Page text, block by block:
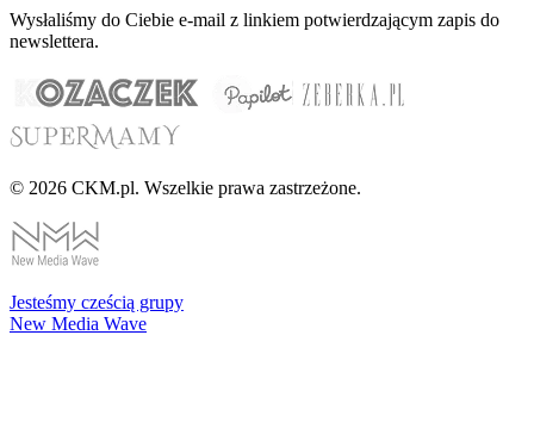
Wysłaliśmy do Ciebie e-mail z linkiem potwierdzającym zapis do
newslettera.
© 2026 CKM.pl. Wszelkie prawa zastrzeżone.
Jesteśmy cześcią grupy
New Media Wave